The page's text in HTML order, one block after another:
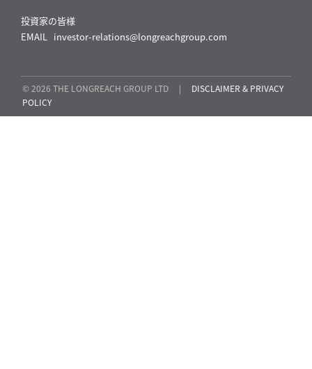
投資家の皆様
EMAIL investor-relations@longreachgroup.com
© 2026 THE LONGREACH GROUP LTD | DISCLAIMER & PRIVACY
POLICY